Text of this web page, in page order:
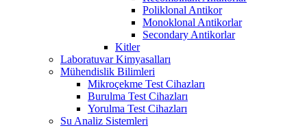
Poliklonal Antikor
Monoklonal Antikorlar
Secondary Antikorlar
Kitler
Laboratuvar Kimyasalları
Mühendislik Bilimleri
Mikroçekme Test Cihazları
Burulma Test Cihazları
Yorulma Test Cihazları
Su Analiz Sistemleri